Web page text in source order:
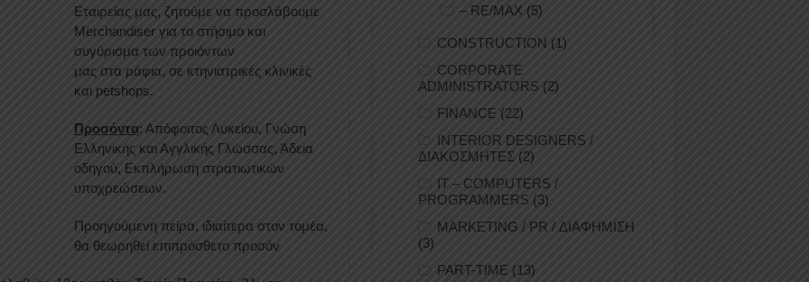
Εταιρείας μας, ζητούμε να προσλάβουμε
Merchandiser για το στήσιμο και
συγύρισμα των προιόντων
μας στα ράφια, σε κτηνιατρικές κλινικές
και petshops.
Προσόντα: Απόφοιτος Λυκείου, Γνώση
Ελληνικής και Αγγλικής Γλώσσας, Άδεια
οδηγού, Εκπλήρωση στρατιωτικών
υποχρεώσεων.
Προηγούμενη πείρα, ιδιαίτερα στον τομέα,
θα θεωρηθεί επιπρόσθετο προσόν
– RE/MAX (5)
CONSTRUCTION (1)
CORPORATE
ADMINISTRATORS (2)
FINANCE (22)
INTERIOR DESIGNERS /
ΔΙΑΚΟΣΜΗΤΕΣ (2)
IT – COMPUTERS /
PROGRAMMERS (3)
MARKETING / PR / ΔΙΑΦΗΜΙΣΗ
(3)
PART-TIME (13)